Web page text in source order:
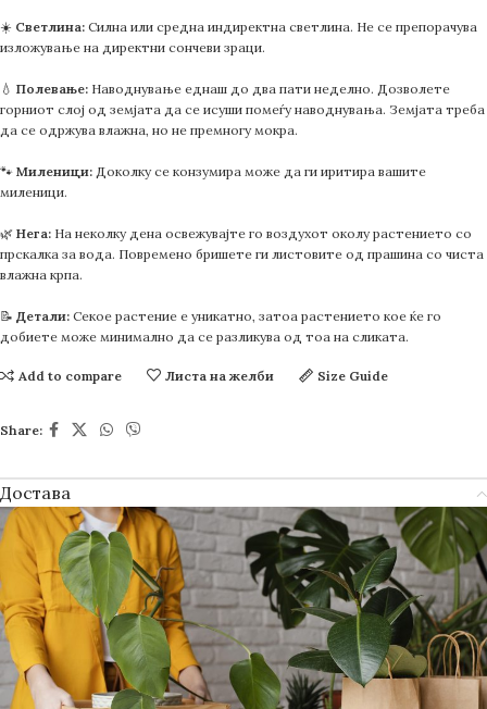
☀️ Светлина: Силна или средна индиректна светлина. Не се препорачува
изложување на директни сончеви зраци.
💧 Полевање: Наводнување еднаш до два пати неделно. Дозволете
горниот слој од земјата да се исуши помеѓу наводнувања. Земјата треба
да се одржува влажна, но не премногу мокра.
🐾 Миленици: Доколку се конзумира може да ги иритира вашите
миленици.
🌿 Нега: На неколку дена освежувајте го воздухот околу растението со
прскалка за вода. Повремено бришете ги листовите од прашина со чиста
влажна крпа.
📝 Детали: Секое растение е уникатно, затоа растението кое ќе го
добиете може минимално да се разликува од тоа на сликата.
Add to compare Листа на желби Size Guide
Share:
Достава